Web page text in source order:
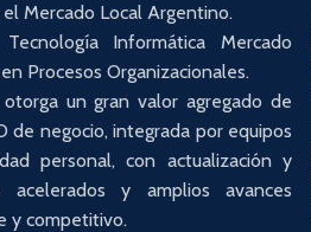
Mercado Local Argentino.
Informática Mercado
Procesos Organizacionales.
un gran valor agregado de
de negocio, integrada por equipos
personal, con actualización y
acelerados y amplios avances
y competitivo.